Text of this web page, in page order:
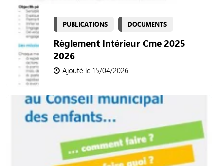
PUBLICATIONS DOCUMENTS
Règlement Intérieur Cme 2025
2026
Ajouté le 15/04/2026